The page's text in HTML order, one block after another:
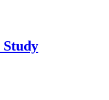
Study